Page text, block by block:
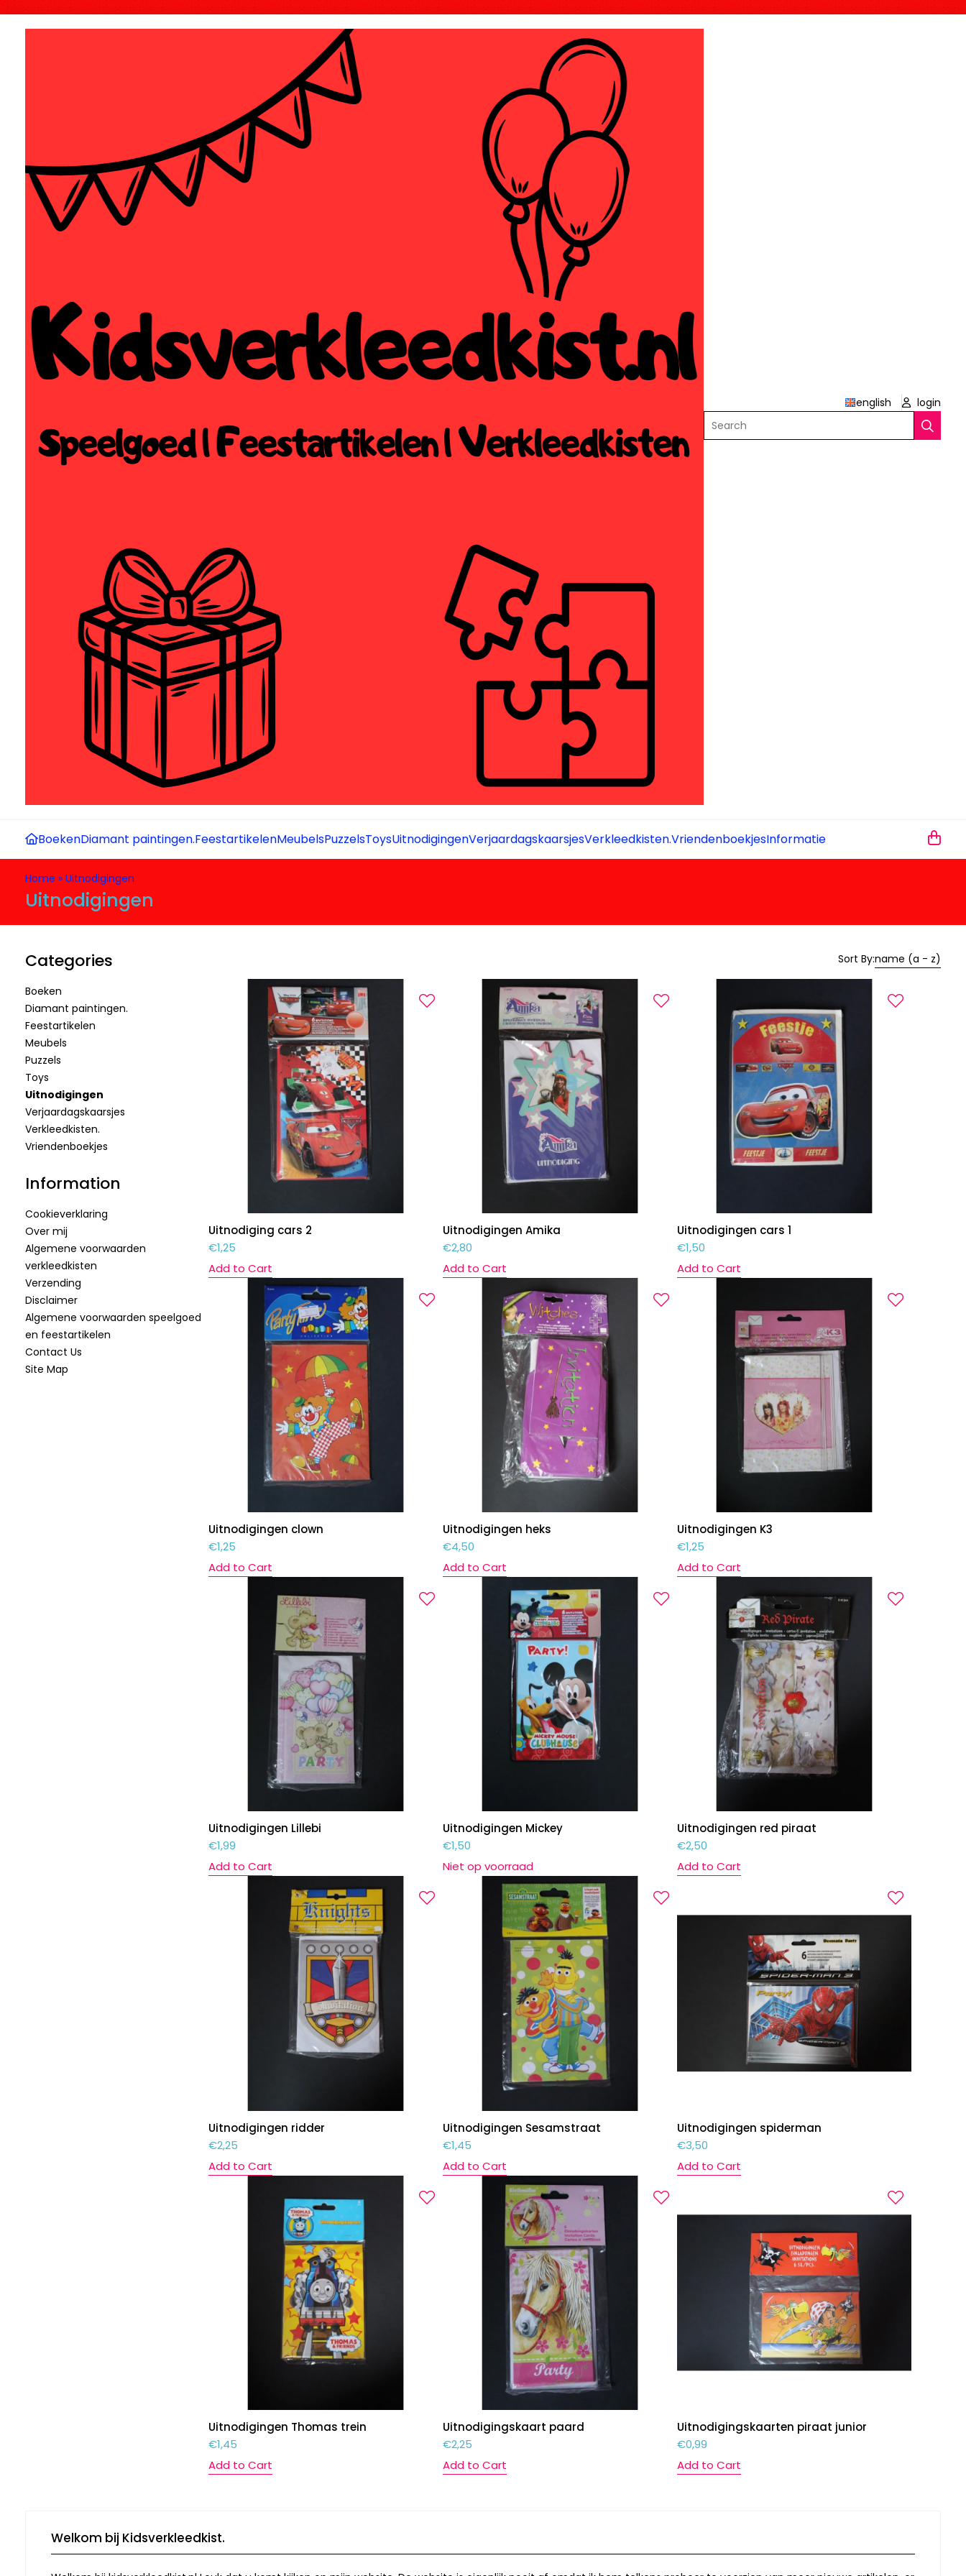
english
login
Search
BoekenDiamant paintingen.FeestartikelenMeubelsPuzzelsToysUitnodigingenVerjaardagskaarsjesVerkleedkisten.VriendenboekjesInformatie
Home » Uitnodigingen
Uitnodigingen
Categories
Boeken
Diamant paintingen.
Feestartikelen
Meubels
Puzzels
Toys
Uitnodigingen
Verjaardagskaarsjes
Verkleedkisten.
Vriendenboekjes
Information
Cookieverklaring
Over mij
Algemene voorwaarden
verkleedkisten
Verzending
Disclaimer
Algemene voorwaarden speelgoed
en feestartikelen
Contact Us
Site Map
Sort By:name (a - z)
Uitnodiging cars 2
€1,25
Add to Cart
Uitnodigingen Amika
€2,80
Add to Cart
Uitnodigingen cars 1
€1,50
Add to Cart
Uitnodigingen clown
€1,25
Add to Cart
Uitnodigingen heks
€4,50
Add to Cart
Uitnodigingen K3
€1,25
Add to Cart
Uitnodigingen Lillebi
€1,99
Add to Cart
Uitnodigingen Mickey
€1,50
Niet op voorraad
Uitnodigingen red piraat
€2,50
Add to Cart
Uitnodigingen ridder
€2,25
Add to Cart
Uitnodigingen Sesamstraat
€1,45
Add to Cart
Uitnodigingen spiderman
€3,50
Add to Cart
Uitnodigingen Thomas trein
€1,45
Add to Cart
Uitnodigingskaart paard
€2,25
Add to Cart
Uitnodigingskaarten piraat junior
€0,99
Add to Cart
Welkom bij Kidsverkleedkist.